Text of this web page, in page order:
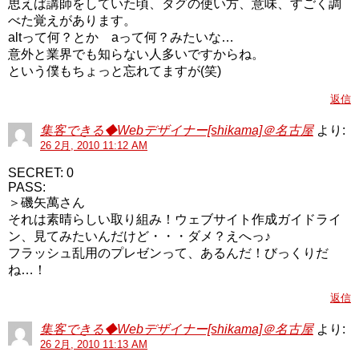
思えば講師をしていた頃、タグの使い方、意味、すごく調
べた覚えがあります。
altって何？とか aって何？みたいな…
意外と業界でも知らない人多いですからね。
という僕もちょっと忘れてますが(笑)
返信
集客できる◆Webデザイナー[shikama]＠名古屋 より:
26 2月, 2010 11:12 AM
SECRET: 0
PASS:
＞磯矢萬さん
それは素晴らしい取り組み！ウェブサイト作成ガイドライ
ン、見てみたいんだけど・・・ダメ？えへっ♪
フラッシュ乱用のプレゼンって、あるんだ！びっくりだ
ね…！
返信
集客できる◆Webデザイナー[shikama]＠名古屋 より:
26 2月, 2010 11:13 AM